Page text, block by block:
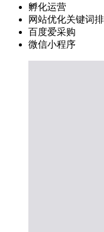
孵化运营
网站优化关键词
百度爱采购
微信小程序